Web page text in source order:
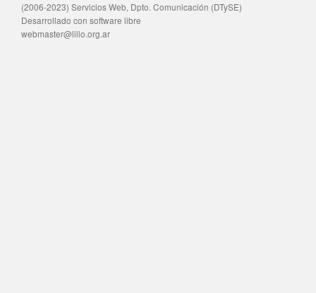
(2006-2023) Servicios Web, Dpto. Comunicación (DTySE)
Desarrollado con software libre
webmaster@lillo.org.ar